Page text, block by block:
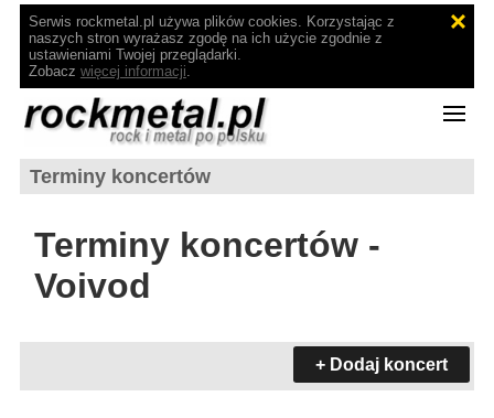
Serwis rockmetal.pl używa plików cookies. Korzystając z
naszych stron wyrażasz zgodę na ich użycie zgodnie z
ustawieniami Twojej przeglądarki.
Zobacz więcej informacji.
Terminy koncertów
Terminy koncertów -
Voivod
+ Dodaj koncert